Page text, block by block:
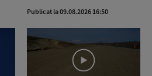
Publicat la 09.08.2026 16:50